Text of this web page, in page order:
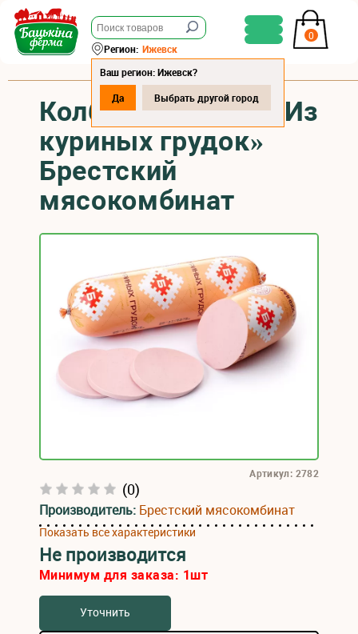
0
Регион: Ижевск
Ваш регион: Ижевск?
Да
Выбрать другой город
Колбаса варёная «Из
куриных грудок»
Брестский
мясокомбинат
(0)
Артикул: 2782
Производитель: Брестский мясокомбинат
Показать все характеристики
Не производится
Минимум для заказа: 1шт
Уточнить